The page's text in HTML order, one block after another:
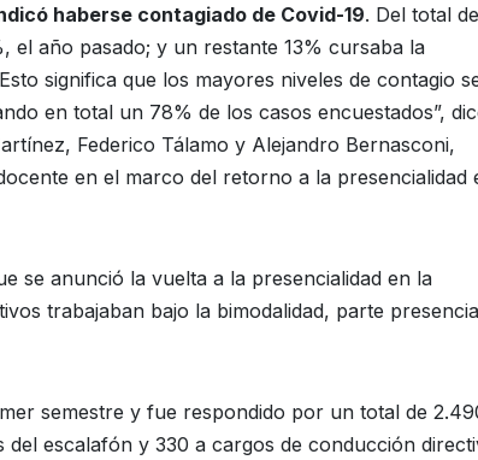
haberse contagiado de Covid-19. Del total de
el año pasado; y un restante 13% cursaba la
significa que los mayores niveles de contagio
en total un 78% de los casos encuestados”,
Federico Tálamo y Alejandro Bernasconi,
en el marco del retorno a la presencialidad
se anunció la vuelta a la presencialidad en la
trabajaban bajo la bimodalidad, parte
semestre y fue respondido por un total de
escalafón y 330 a cargos de conducción